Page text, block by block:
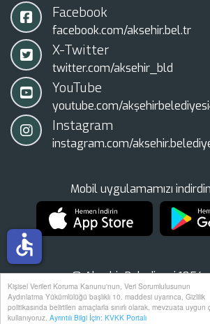
Kişisel Verileri Koruma Kanunu'nun, Veri Sorumlulusunun
Aydınlatma Yükümlülüğü başlıklı 10. maddesi uyarınca, Gizlilik
politikasında belirtilen amaçlarla sınırlı olarak, mevzuata
kullanıyoruz. Ayrıntılı Bilgi İçin: KVKK Portalı
Facebook
facebook.com/aksehir.bel.tr
X-Twitter
twitter.com/aksehir_bld
YouTube
youtube.com/
Instagram
instagram.com/
Mobil uygulamamızı
© Akşehir Belediyesi 1854
Tüm Hakları Saklıdır.
accessible